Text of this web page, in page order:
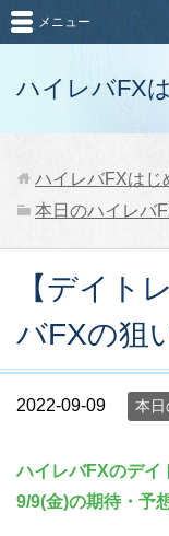
ハイレバFX
メニュー
ハイレバFXはじ
本日のハイレバ
【デイト
バFXの狙
2022-09-09 本日
ハイレバFXのデイ
9/9(金)の期待・予